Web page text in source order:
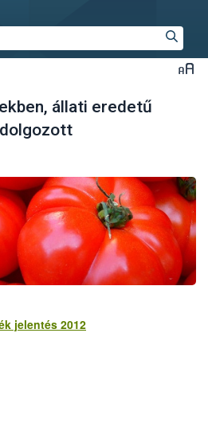
állati eredetű
jelentés 2012